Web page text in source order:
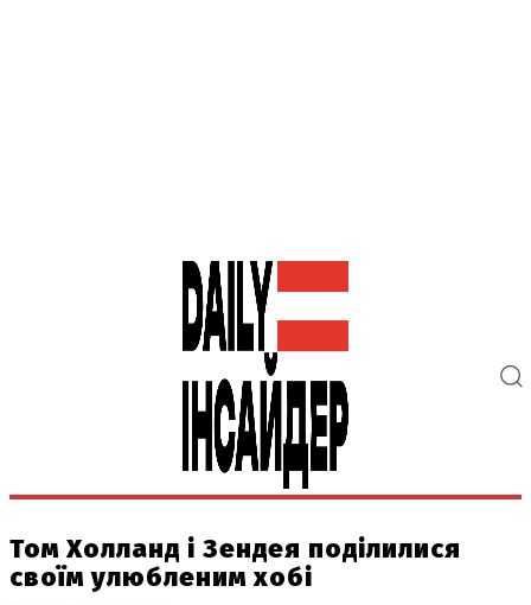
Том Холланд і Зендея поділилися
своїм улюбленим хобі